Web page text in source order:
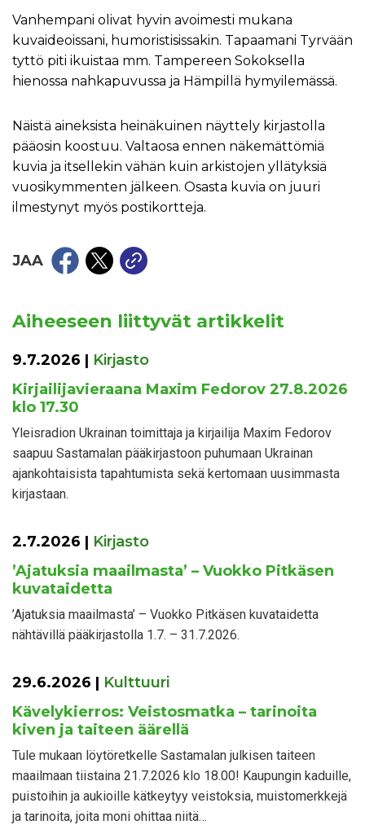
Vanhempani olivat hyvin avoimesti mukana
kuvaideoissani, humoristisissakin. Tapaamani Tyrvään
tyttö piti ikuistaa mm. Tampereen Sokoksella
hienossa nahkapuvussa ja Hämpillä hymyilemässä.
Näistä aineksista heinäkuinen näyttely kirjastolla
pääosin koostuu. Valtaosa ennen näkemättömiä
kuvia ja itsellekin vähän kuin arkistojen yllätyksiä
vuosikymmenten jälkeen. Osasta kuvia on juuri
ilmestynyt myös postikortteja.
JAA
Aiheeseen liittyvät artikkelit
9.7.2026 | Kirjasto
Kirjailijavieraana Maxim Fedorov 27.8.2026
klo 17.30
Yleisradion Ukrainan toimittaja ja kirjailija Maxim Fedorov
saapuu Sastamalan pääkirjastoon puhumaan Ukrainan
ajankohtaisista tapahtumista sekä kertomaan uusimmasta
kirjastaan.
2.7.2026 | Kirjasto
’Ajatuksia maailmasta’ – Vuokko Pitkäsen
kuvataidetta
’Ajatuksia maailmasta’ – Vuokko Pitkäsen kuvataidetta
nähtävillä pääkirjastolla 1.7. – 31.7.2026.
29.6.2026 | Kulttuuri
Kävelykierros: Veistosmatka – tarinoita
kiven ja taiteen äärellä
Tule mukaan löytöretkelle Sastamalan julkisen taiteen
maailmaan tiistaina 21.7.2026 klo 18.00! Kaupungin kaduille,
puistoihin ja aukioille kätkeytyy veistoksia, muistomerkkejä
ja tarinoita, joita moni ohittaa niitä…